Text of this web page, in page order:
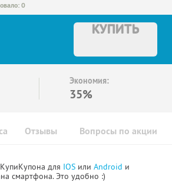
0
КУПИТЬ
Экономия:
35%
Отзывы Вопросы по акции
для IOS или Android и
смартфона. Это удобно :)